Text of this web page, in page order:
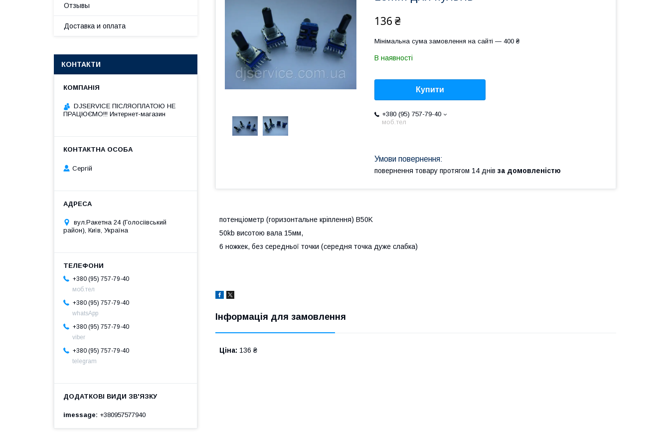
136 ₴
Мінімальна сума замовлення на сайті — 400 ₴
В наявності
Купити
+380 (95) 757-79-40
моб.тел
повернення товару протягом 14 днів за домовленістю
потенціометр (горизонтальне кріплення) B50K
50kb висотою вала 15мм,
6 ножкек, без середньої точки (середня точка дуже слабка)
Інформація для замовлення
Ціна: 136 ₴
Отзывы
Доставка и оплата
КОНТАКТИ
DJSERVICE ПІСЛЯОПЛАТОЮ НЕ
ПРАЦЮЄМО!!! Интернет-магазин
Сергій
вул.Ракетна 24 (Голосіівський
район), Київ, Україна
+380 (95) 757-79-40
моб.тел
+380 (95) 757-79-40
whatsApp
+380 (95) 757-79-40
viber
+380 (95) 757-79-40
telegram
imessage +380957577940